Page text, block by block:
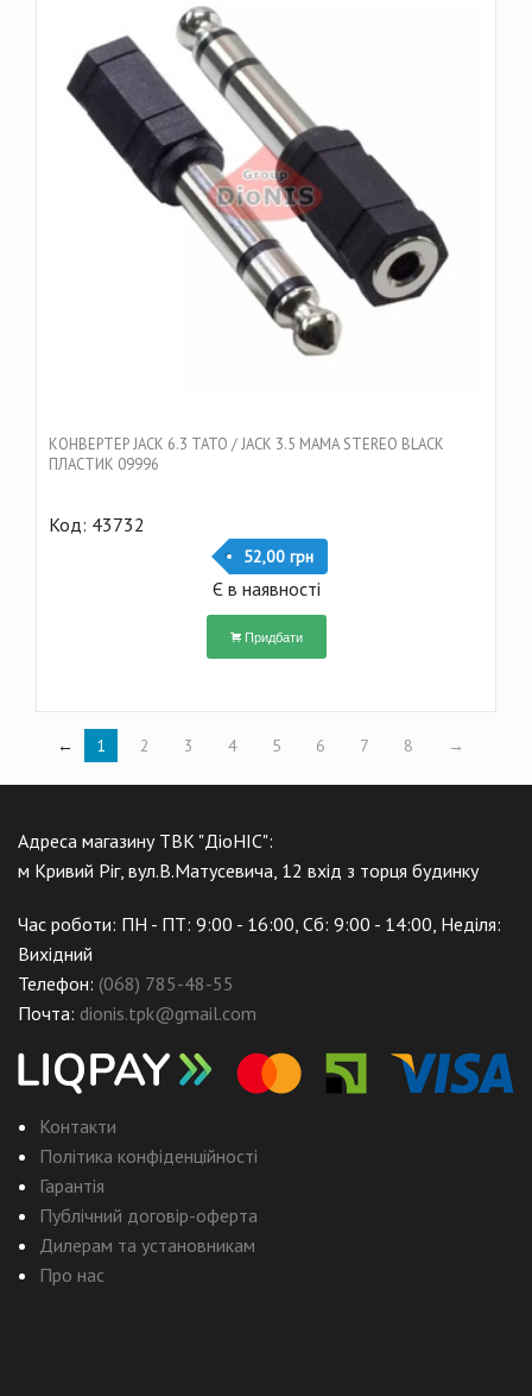
КОНВЕРТЕР JACK 6.3 ТАТО / JACK 3.5 МАМА STEREO BLACK
ПЛАСТИК 09996
Код: 43732
52,00 грн
Є в наявності
Придбати
← 1 2 3 4 5 6 7 8 →
Адреса магазину ТВК "ДіоНІС":
м Кривий Ріг, вул.В.Матусевича, 12 вхід з торця будинку
Час роботи: ПН - ПТ: 9:00 - 16:00, Сб: 9:00 - 14:00, Неділя:
Вихідний
Телефон: (068) 785-48-55
Почта: dionis.tpk@gmail.com
Контакти
Політика конфіденційності
Гарантія
Публічний договір-оферта
Дилерам та установникам
Про нас